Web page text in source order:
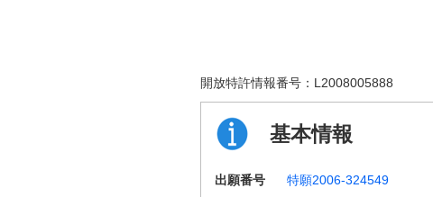
開放特許情報番号： L2008005888
基本情報
出願番号 特願2006-324549